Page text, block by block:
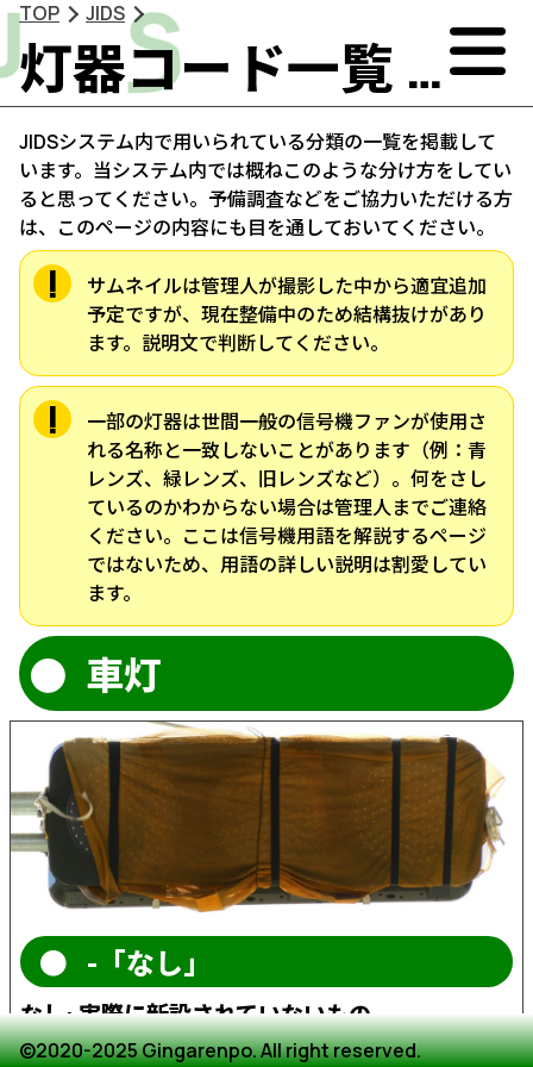
TOP JIDS
灯器コード一覧 - JIDS
JIDSシステム内で用いられている分類の一覧を掲載して
います。当システム内では概ねこのような分け方をしてい
ると思ってください。予備調査などをご協力いただける方
は、このページの内容にも目を通しておいてください。
サムネイルは管理人が撮影した中から適宜追加
予定ですが、現在整備中のため結構抜けがあり
ます。説明文で判断してください。
一部の灯器は世間一般の信号機ファンが使用さ
れる名称と一致しないことがあります（例：青
レンズ、緑レンズ、旧レンズなど）。何をさし
ているのかわからない場合は管理人までご連絡
ください。ここは信号機用語を解説するページ
ではないため、用語の詳しい説明は割愛してい
ます。
車灯
-「なし」
なし: 実際に新設されていないもの
©2020-2025 Gingarenpo. All right reserved.